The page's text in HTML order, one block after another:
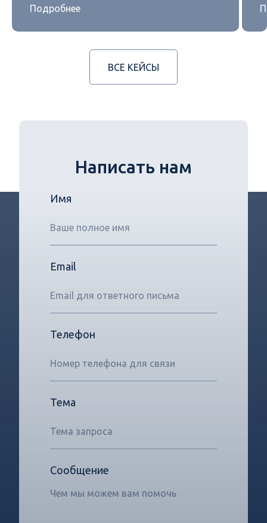
Подробнее
ВСЕ КЕЙСЫ
Имя
Email
Телефон
Тема
Сообщение
Написать нам